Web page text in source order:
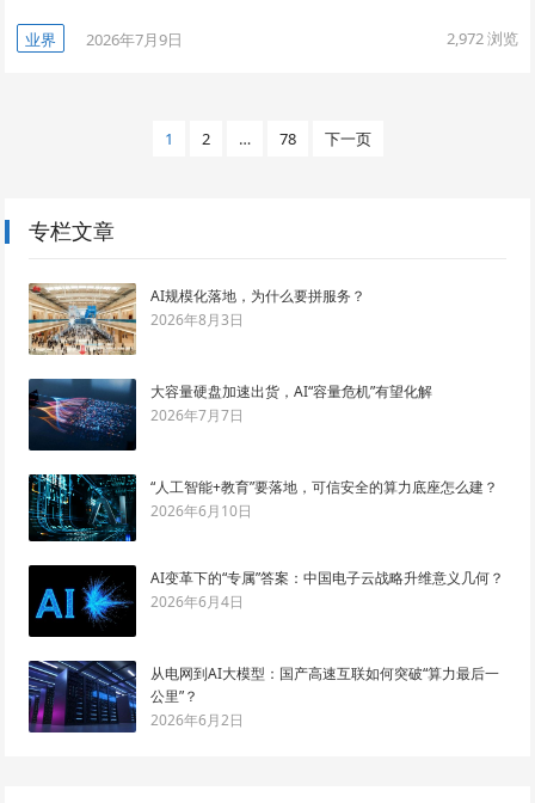
业界 2026年7月9日 2,972浏览
航
1 2 … 78 下一页
专栏文章
AI规模化落地，为什么要拼服务？
2026年8月3日
大容量硬盘加速出货，AI“容量危机”有望化解
2026年7月7日
“人工智能+教育”要落地，可信安全的算力底座怎么建？
2026年6月10日
AI变革下的“专属”答案：中国电子云战略升维意义几何？
2026年6月4日
从电网到AI大模型：国产高速互联如何突破“算力最后一
公里”？
2026年6月2日